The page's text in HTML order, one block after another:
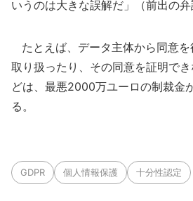
いうのは大きな誤解だ」（前出の弁
たとえば、データ主体から同意
取り扱ったり、その同意を証明で
どは、最悪2000万ユーロの制裁金
る。
GDPR 個人情報保護 十分性認定